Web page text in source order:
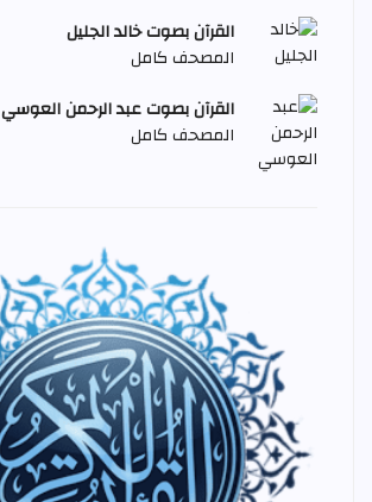
القرآن بصوت خالد الجليل
المصحف كامل
القرآن بصوت عبد الرحمن العوسي
المصحف كامل